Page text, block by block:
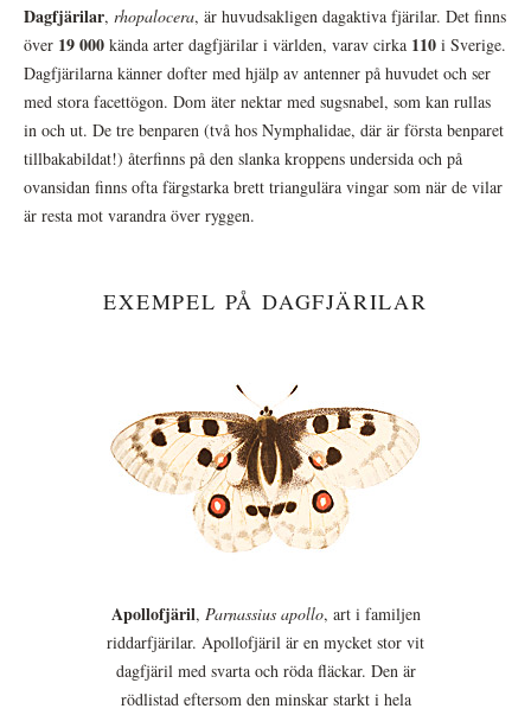
Dagfjärilar, rhopalocera, är huvudsakligen dagaktiva fjärilar. Det finns
över 19 000 kända arter dagfjärilar i världen, varav cirka 110 i Sverige.
Dagfjärilarna känner dofter med hjälp av antenner på huvudet och ser
med stora facettögon. Dom äter nektar med sugsnabel, som kan rullas
in och ut. De tre benparen (två hos Nymphalidae, där är första benparet
tillbakabildat!) återfinns på den slanka kroppens undersida och på
ovansidan finns ofta färgstarka brett triangulära vingar som när de vilar
är resta mot varandra över ryggen.
EXEMPEL PÅ DAGFJÄRILAR
Apollofjäril, Parnassius apollo, art i familjen
riddarfjärilar. Apollofjäril är en mycket stor vit
dagfjäril med svarta och röda fläckar. Den är
rödlistad eftersom den minskar starkt i hela